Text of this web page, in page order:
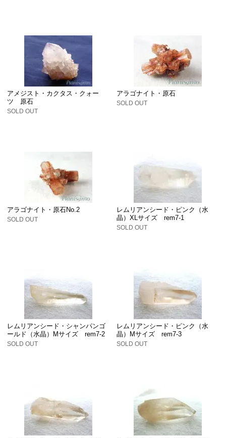
アメジスト・カクタス・クォー
ツ 原石
SOLD OUT
アラゴナイト・原石
SOLD OUT
アラゴナイト・原石No.2
SOLD OUT
レムリアンシード・ピンク（水
晶）XLサイズ rem7-1
SOLD OUT
レムリアンシード・シャンパンゴ
ールド（水晶）Mサイズ rem7-2
SOLD OUT
レムリアンシード・ピンク（水
晶）Mサイズ rem7-3
SOLD OUT